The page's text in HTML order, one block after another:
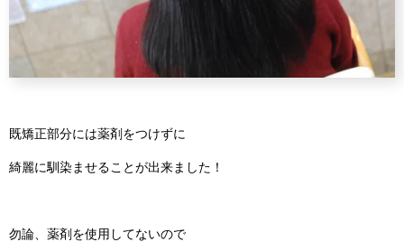
既矯正部分には薬剤をつけずに
綺麗に馴染ませることが出来ました！
勿論、薬剤を使用してないので